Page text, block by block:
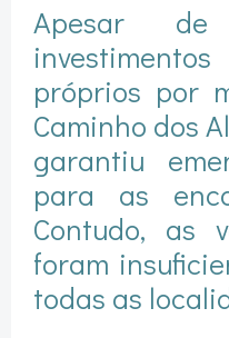
Apesar
próprios por
Caminho dos
garantiu
para as
Contudo, as
foram
todas as